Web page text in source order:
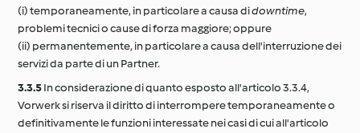
(i) temporaneamente, in particolare a causa didowntime,
problemi tecnici o cause di forza maggiore; oppure
(ii) permanentemente, in particolare a causa dell'interruzione dei
servizi da parte di un Partner.
3.3.5In considerazione di quanto esposto all'articolo 3.3.4,
Vorwerk si riserva il diritto di interrompere temporaneamente o
definitivamente le funzioni interessate nei casi di cui all'articolo